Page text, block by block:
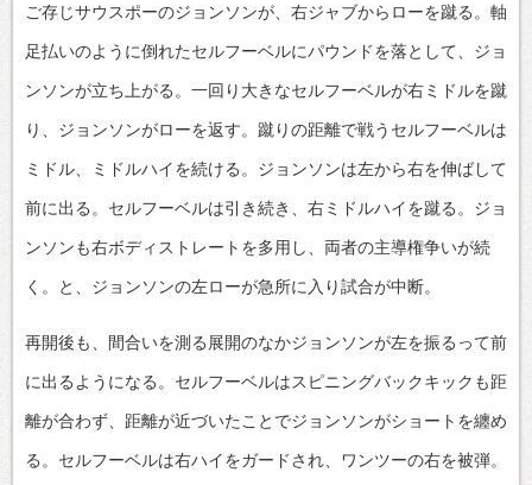
ご存じサウスポーのジョンソンが、右ジャブからローを蹴る。軸
足払いのように倒れたセルフーベルにパウンドを落として、ジョ
ンソンが立ち上がる。一回り大きなセルフーベルが右ミドルを蹴
り、ジョンソンがローを返す。蹴りの距離で戦うセルフーベルは
ミドル、ミドルハイを続ける。ジョンソンは左から右を伸ばして
前に出る。セルフーベルは引き続き、右ミドルハイを蹴る。ジョ
ンソンも右ボディストレートを多用し、両者の主導権争いが続
く。と、ジョンソンの左ローが急所に入り試合が中断。
再開後も、間合いを測る展開のなかジョンソンが左を振るって前
に出るようになる。セルフーベルはスピニングバックキックも距
離が合わず、距離が近づいたことでジョンソンがショートを纏め
る。セルフーベルは右ハイをガードされ、ワンツーの右を被弾。